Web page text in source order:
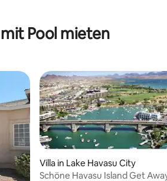
Pool mieten
Villa in Lake Havasu City
Schöne Havasu Island Get